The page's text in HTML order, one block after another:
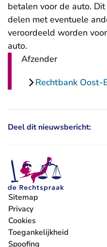
betalen voor de auto.
delen met eventuele
veroordeeld worden
auto.
Afzender
Rechtbank Oost-
Deel dit nieuwsbericht:
Sitemap
Privacy
Cookies
Toegankelijkheid
Spoofing